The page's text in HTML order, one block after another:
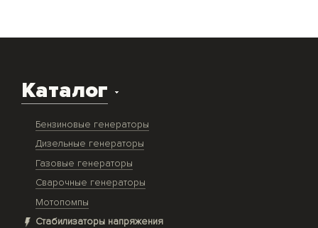
Каталог
Бензиновые генераторы
Дизельные генераторы
Газовые генераторы
Сварочные генераторы
Мотопомпы
Стабилизаторы напряжения